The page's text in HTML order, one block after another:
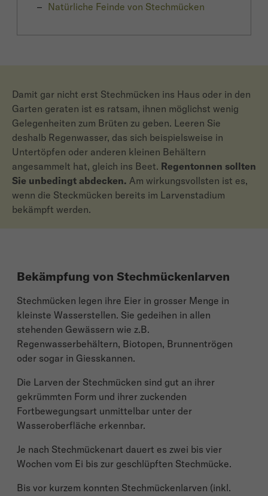
Natürliche Feinde von Stechmücken
Damit gar nicht erst Stechmücken ins Haus oder in den
Garten geraten ist es ratsam, ihnen möglichst wenig
Gelegenheiten zum Brüten zu geben. Leeren Sie
deshalb Regenwasser, das sich beispielsweise in
Untertöpfen oder anderen kleinen Behältern
angesammelt hat, gleich ins Beet. Regentonnen sollten
Sie unbedingt abdecken. Am wirkungsvollsten ist es,
wenn die Steckmücken bereits im Larvenstadium
bekämpft werden.
Bekämpfung von Stechmückenlarven
Stechmücken legen ihre Eier in grosser Menge in
kleinste Wasserstellen. Sie gedeihen in allen
stehenden Gewässern wie z.B.
Regenwasserbehältern, Biotopen, Brunnentrögen
oder sogar in Giesskannen.
Die Larven der Stechmücken sind gut an ihrer
gekrümmten Form und ihrer zuckenden
Fortbewegungsart unmittelbar unter der
Wasseroberfläche erkennbar.
Je nach Stechmückenart dauert es zwei bis vier
Wochen vom Ei bis zur geschlüpften Stechmücke.
Bis vor kurzem konnten Stechmückenlarven (inkl.